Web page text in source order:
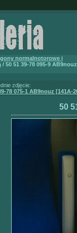
normalnotorowe i
/ 50 51 39-78 095-9
zdjęcie:
78 075-1 AB9nouz [141A-
50